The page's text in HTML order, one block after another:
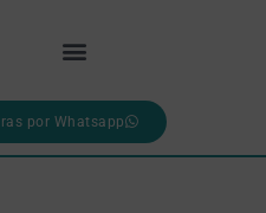
por Whatsapp